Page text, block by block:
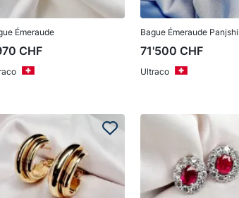
Émeraude
CHF
Bague Émeraude
71'500 CHF
Ultraco